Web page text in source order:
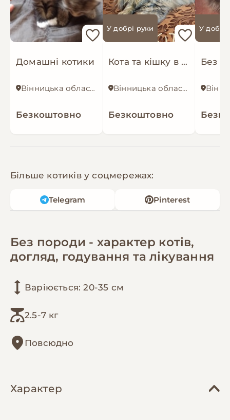
Домашні котики
Вінницька область
Безкоштовно
У добрі руки
Кота та кішку в хороші руки
Вінницька область
Безкоштовно
У добрі
Без
Більше котиків у соцмережах:
Telegram Pinterest
Без породи - характер котів,
догляд, годування та лікування
Варіюється: 20-35 см
2.5-7 кг
Повсюдно
Характер